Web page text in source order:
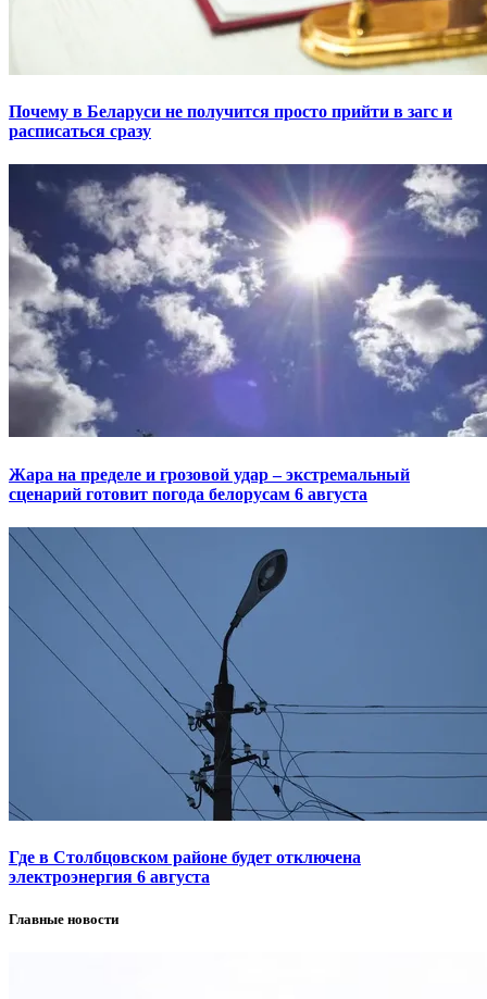
Почему в Беларуси не получится просто прийти в загс и
расписаться сразу
Жара на пределе и грозовой удар – экстремальный
сценарий готовит погода белорусам 6 августа
Где в Столбцовском районе будет отключена
электроэнергия 6 августа
Главные новости